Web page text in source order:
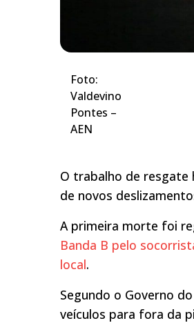
Foto:
Valdevino
Pontes –
AEN
O trabalho de resgate
de novos
A primeira morte foi
Banda B pelo
local.
Segundo o Governo
veículos para fora da